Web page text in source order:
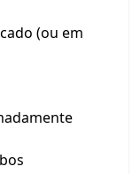
(ou em